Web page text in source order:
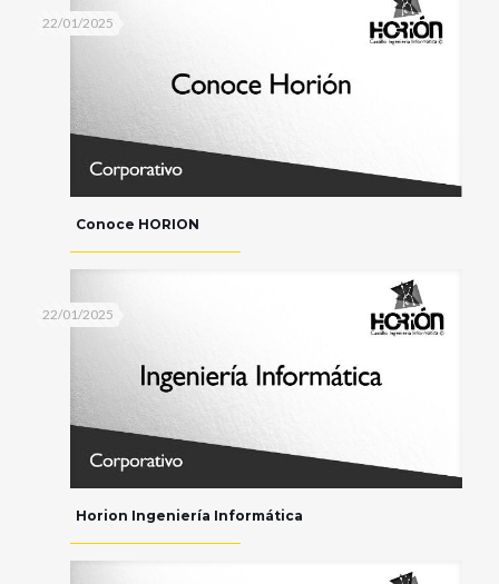
22/01/2025
Conoce HORION
22/01/2025
Horion Ingeniería Informática